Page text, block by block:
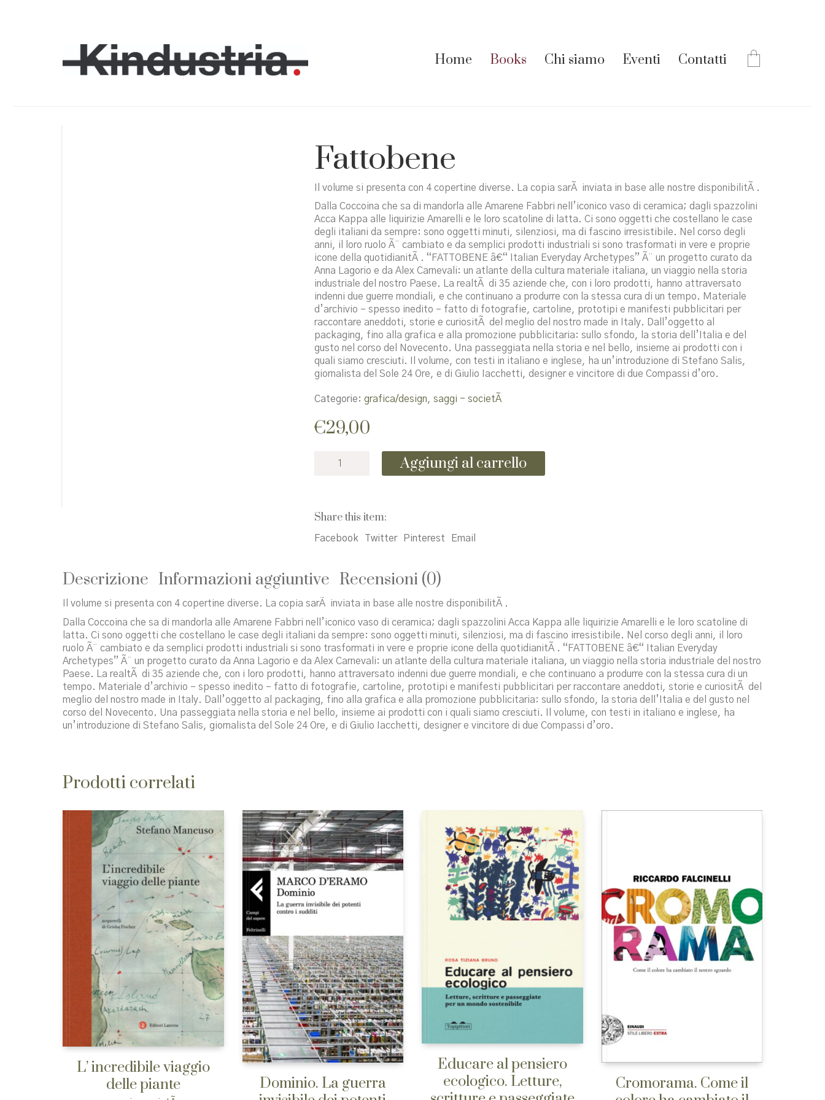
Home Books Chi siamo Eventi Contatti
Fattobene
Il volume si presenta con 4 copertine diverse. La copia sarÃ inviata in base alle nostre disponibilitÃ .
Dalla Coccoina che sa di mandorla alle Amarene Fabbri nell’iconico vaso di ceramica; dagli spazzolini
Acca Kappa alle liquirizie Amarelli e le loro scatoline di latta. Ci sono oggetti che costellano le case
degli italiani da sempre: sono oggetti minuti, silenziosi, ma di fascino irresistibile. Nel corso degli
anni, il loro ruolo Ã¨ cambiato e da semplici prodotti industriali si sono trasformati in vere e proprie
icone della quotidianitÃ . “FATTOBENE â€“ Italian Everyday Archetypes” Ã¨ un progetto curato da
Anna Lagorio e da Alex Carnevali: un atlante della cultura materiale italiana, un viaggio nella storia
industriale del nostro Paese. La realtÃ di 35 aziende che, con i loro prodotti, hanno attraversato
indenni due guerre mondiali, e che continuano a produrre con la stessa cura di un tempo. Materiale
d’archivio – spesso inedito – fatto di fotografie, cartoline, prototipi e manifesti pubblicitari per
raccontare aneddoti, storie e curiositÃ del meglio del nostro made in Italy. Dall’oggetto al
packaging, fino alla grafica e alla promozione pubblicitaria: sullo sfondo, la storia dell’Italia e del
gusto nel corso del Novecento. Una passeggiata nella storia e nel bello, insieme ai prodotti con i
quali siamo cresciuti. Il volume, con testi in italiano e inglese, ha un’introduzione di Stefano Salis,
giornalista del Sole 24 Ore, e di Giulio Iacchetti, designer e vincitore di due Compassi d’oro.
Categorie: grafica/design, saggi - societÃ
€29,00
quantità
Aggiungi al carrello
Share this item:
Facebook Twitter Pinterest Email
Descrizione Informazioni aggiuntive Recensioni (0)
Il volume si presenta con 4 copertine diverse. La copia sarÃ inviata in base alle nostre disponibilitÃ .
Dalla Coccoina che sa di mandorla alle Amarene Fabbri nell’iconico vaso di ceramica; dagli spazzolini Acca Kappa alle liquirizie Amarelli e le loro scatoline di
latta. Ci sono oggetti che costellano le case degli italiani da sempre: sono oggetti minuti, silenziosi, ma di fascino irresistibile. Nel corso degli anni, il loro
ruolo Ã¨ cambiato e da semplici prodotti industriali si sono trasformati in vere e proprie icone della quotidianitÃ . “FATTOBENE â€“ Italian Everyday
Archetypes” Ã¨ un progetto curato da Anna Lagorio e da Alex Carnevali: un atlante della cultura materiale italiana, un viaggio nella storia industriale del nostro
Paese. La realtÃ di 35 aziende che, con i loro prodotti, hanno attraversato indenni due guerre mondiali, e che continuano a produrre con la stessa cura di un
tempo. Materiale d’archivio – spesso inedito – fatto di fotografie, cartoline, prototipi e manifesti pubblicitari per raccontare aneddoti, storie e curiositÃ del
meglio del nostro made in Italy. Dall’oggetto al packaging, fino alla grafica e alla promozione pubblicitaria: sullo sfondo, la storia dell’Italia e del gusto nel
corso del Novecento. Una passeggiata nella storia e nel bello, insieme ai prodotti con i quali siamo cresciuti. Il volume, con testi in italiano e inglese, ha
un’introduzione di Stefano Salis, giornalista del Sole 24 Ore, e di Giulio Iacchetti, designer e vincitore di due Compassi d’oro.
Prodotti correlati
L’ incredibile viaggio
delle piante
Dominio. La guerra
Educare al pensiero
ecologico. Letture,
Cromorama. Come il